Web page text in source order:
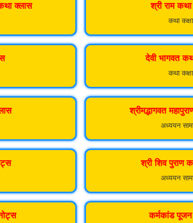
क्लास श्री राम
कथा कक्षा
देवी भागवत
कथा कक्षा
श्रीमद्भागवत
अध्ययन
श्री शिव पुराण
अध्ययन
कर्मकांड